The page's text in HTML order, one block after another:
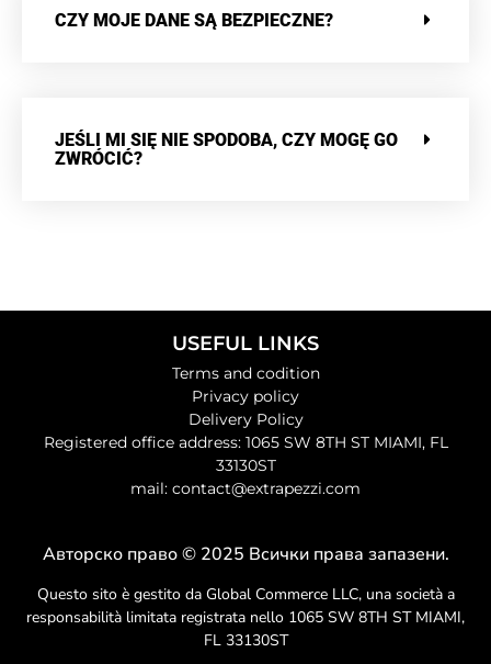
CZY MOJE DANE SĄ BEZPIECZNE?
JEŚLI MI SIĘ NIE SPODOBA, CZY MOGĘ GO
ZWRÓCIĆ?
USEFUL LINKS
Terms and codition
Privacy policy
Delivery Policy
Registered office address: 1065 SW 8TH ST MIAMI, FL
33130ST
mail: contact@extrapezzi.com
Авторско право © 2025 Всички права запазени.
Questo sito è gestito da Global Commerce LLC, una società a
responsabilità limitata registrata nello 1065 SW 8TH ST MIAMI,
FL 33130ST